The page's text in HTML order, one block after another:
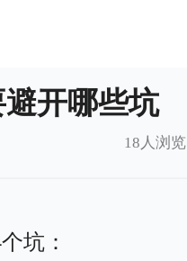
开哪些坑
18人浏览
坑：